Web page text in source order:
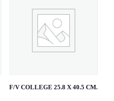
F/V COLLEGE 25.8 X 40.5 CM.